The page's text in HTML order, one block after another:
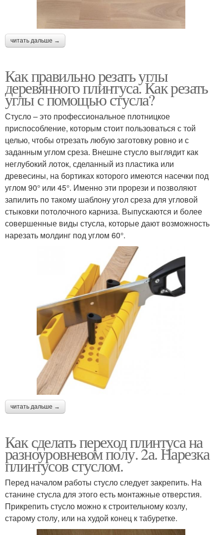
читать дальше →
Как правильно резать углы
деревянного плинтуса. Как резать
углы с помощью стусла?
Стусло – это профессиональное плотницкое
приспособление, которым стоит пользоваться с той
целью, чтобы отрезать любую заготовку ровно и с
заданным углом среза. Внешне стусло выглядит как
неглубокий лоток, сделанный из пластика или
древесины, на бортиках которого имеются насечки под
углом 90° или 45°. Именно эти прорези и позволяют
запилить по такому шаблону угол среза для угловой
стыковки потолочного карниза. Выпускаются и более
совершенные виды стусла, которые дают возможность
нарезать молдинг под углом 60°.
читать дальше →
Как сделать переход плинтуса на
разноуровневом полу. 2а. Нарезка
плинтусов стуслом.
Перед началом работы стусло следует закрепить. На
станине стусла для этого есть монтажные отверстия.
Прикрепить стусло можно к строительному козлу,
старому столу, или на худой конец к табуретке.